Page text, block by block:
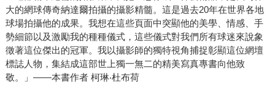
大的網球傳奇納達爾拍攝的攝影精髓。這是過去20年在世界各地
球場拍攝他的成果。我想在這些頁面中突顯他的美學、情感、手
勢細節以及激勵我的種種儀式，這些儀式對我們所有球迷來說象
徵著這位傑出的冠軍。我以攝影師的獨特視角捕捉彰顯這位網壇
標誌人物，集結成這部世上獨一無二的精美寫真專書向他致
敬。」——本書作者 柯琳‧杜布荷